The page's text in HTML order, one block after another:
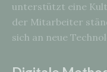
unterstützt eine
der Mitarbeiter
sich an neue